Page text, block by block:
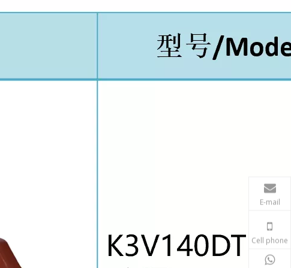
E-mail
Cell phone